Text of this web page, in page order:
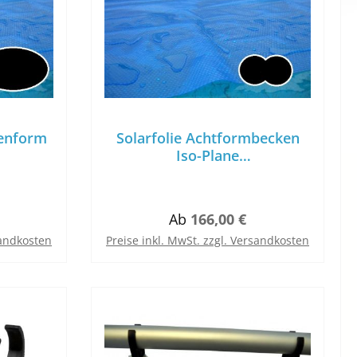
Solarfolie Achtformbecken
Iso-Plane
Regulärer Preis:
Ab 166,00 €
Preise inkl. MwSt. zzgl. Versandkosten